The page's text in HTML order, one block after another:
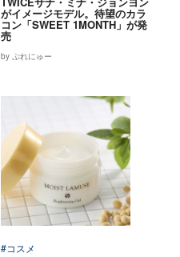
がイメージモデル。待望のカラ
コン「SWEET 1MONTH」が発
売
by ぷれにゅー
#コスメ